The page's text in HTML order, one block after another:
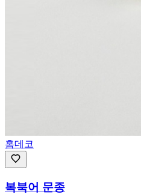
홈데코
복북어 문종